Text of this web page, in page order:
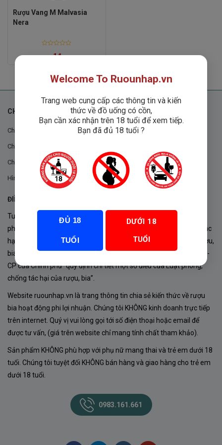
Rượu Vang M Malvasia
Nera
Rated
1₫
CHÍNH SÁCH
Chính sách chung
Chính sách đổi trả
Chính sách mua hàng
Hình thức thanh toán
ĐIỀU KHOẢN VÀ CHÍNH SÁCH
Tuân thủ Nghị định 105/2017/NĐ-CP ngày 14/9/2017 của Chính
phủ về sản xuất, kinh doanh rượu. Tuân thủ Luật “phòng chống tác
hại của rượu, bia” số 44/2019/QH14-Điều 16 về “điều kiện bán rượu,
bia theo hình thức thương mại điện tử”; Nghị định số 24/2020/NĐ-
CP của Chính phủ “quy định chi tiết một số điều của Luật phòng,
chống tác hại của rượu, bia”.
Website ruounhap.vn là trang thông tin chia sẻ kiến thức về rượu
bia hoạt động phi lợi nhuận. Chúng tôi KHÔNG kinh doanh trực tiếp
trên internet. Quý vị vui lòng gọi tới số điện thoại hoặc email để
được tư vấn, (giá trên website chỉ mang tính chất tham khảo).
Sản phẩm KHÔNG phù hợp với phụ nữ mang thai và trẻ em dưới 18
tuổi. Chúng tôi tuyệt đối KHÔNG bán hàng và giao hàng cho trẻ em
dưới 18 tuổi.
0983.161.661
Welcome To Ruounhap.vn
Trang web cung cấp các thông tin và kiến
thức về đồ uống có cồn,
Bạn cần xác nhận trên 18 tuổi để xem tiếp.
Bạn đã đủ 18 tuổi ?
ĐỦ 18
TUỔI
DƯỚI 18
TUỔI